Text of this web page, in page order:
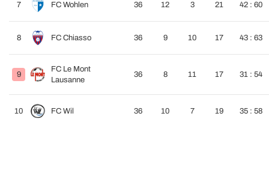
7 FC Wohlen 36 12 3 21 42 : 60
8 FC Chiasso 36 9 10 17 43 : 63
9
FC Le Mont
Lausanne
36 8 11 17 31 : 54
10 FC Wil 36 10 7 19 35 : 58